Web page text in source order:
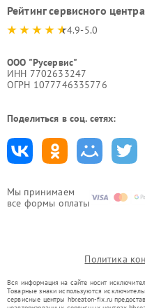
Мы принимаем
все формы оплаты
Рейтинг сервисного центра
4.9-5.0
ООО "Русервис"
ИНН 7702633247
ОГРН 1077746335776
Поделиться в соц. сетях:
Политика
Вся информация на сайте носит
Товарные знаки используются
сервисные центры hbr.eaton-fix.ru